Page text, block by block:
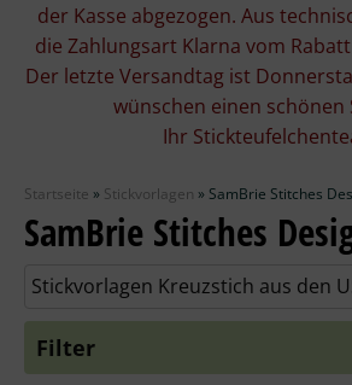
Stoffe
Mill Hill Beads
Wolle
Stricknadeln
Knüpfpackungen
der Kasse abgezogen. Aus
die Zahlungsart Klarna vom
Der letzte Versandtag ist
wünschen einen schönen
Ihr
Startseite » Stickvorlagen » SamBrie Stitches
SamBrie Stitches
Stickvorlagen Kreuzstich aus den
Filter